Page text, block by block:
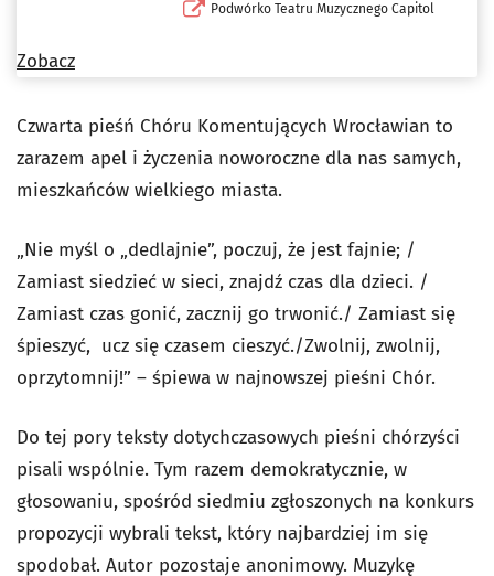
Podwórko Teatru Muzycznego Capitol
Zobacz
Czwarta pieśń Chóru Komentujących Wrocławian to
zarazem apel i życzenia noworoczne dla nas samych,
mieszkańców wielkiego miasta.
„Nie myśl o „dedlajnie”, poczuj, że jest fajnie; /
Zamiast siedzieć w sieci, znajdź czas dla dzieci. /
Zamiast czas gonić, zacznij go trwonić./ Zamiast się
śpieszyć, ucz się czasem cieszyć./Zwolnij, zwolnij,
oprzytomnij!” – śpiewa w najnowszej pieśni Chór.
Do tej pory teksty dotychczasowych pieśni chórzyści
pisali wspólnie. Tym razem demokratycznie, w
głosowaniu, spośród siedmiu zgłoszonych na konkurs
propozycji wybrali tekst, który najbardziej im się
spodobał. Autor pozostaje anonimowy. Muzykę